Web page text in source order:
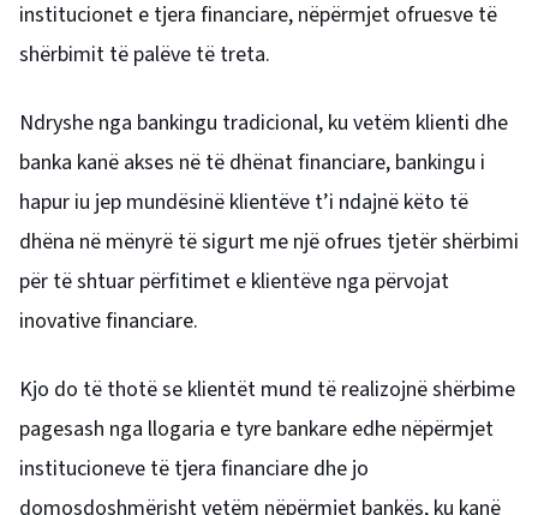
institucionet e tjera financiare, nëpërmjet ofruesve të
shërbimit të palëve të treta.
Ndryshe nga bankingu tradicional, ku vetëm klienti dhe
banka kanë akses në të dhënat financiare, bankingu i
hapur iu jep mundësinë klientëve t’i ndajnë këto të
dhëna në mënyrë të sigurt me një ofrues tjetër shërbimi
për të shtuar përfitimet e klientëve nga përvojat
inovative financiare.
Kjo do të thotë se klientët mund të realizojnë shërbime
pagesash nga llogaria e tyre bankare edhe nëpërmjet
institucioneve të tjera financiare dhe jo
domosdoshmërisht vetëm nëpërmjet bankës, ku kanë